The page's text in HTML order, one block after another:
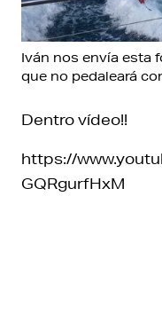
Iván nos envía esta
que no pedaleará
Dentro vídeo!!
https://
GQRgurfHxM